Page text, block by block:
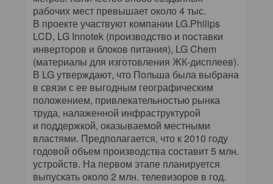
рабочих мест превышает около 4 тыс.
В проекте участвуют компании LG.Philips
LCD, LG Innotek (производство и поставки
инверторов и блоков питания), LG Chem
(материалы для изготовления ЖК-дисплеев).
В LG утверждают, что Польша была выбрана
в связи с ее выгодным географическим
положением, привлекательностью рынка
труда, налаженной инфраструктурой
и поддержкой, оказываемой местными
властями. Предполагается, что к 2010 году
годовой объем производства составит 5 млн.
устройств. На первом этапе планируется
выпускать около 2 млн. телевизоров в год.